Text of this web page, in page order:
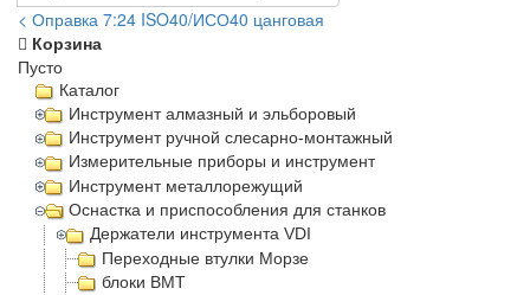
< Оправка 7:24 ISO40/ИСО40 цанговая
Корзина
Пусто
Каталог
Инструмент алмазный и эльборовый
Инструмент ручной слесарно-монтажный
Измерительные приборы и инструмент
Инструмент металлорежущий
Оснастка и приспособления для станков
Держатели инструмента VDI
Переходные втулки Морзе
блоки BMT